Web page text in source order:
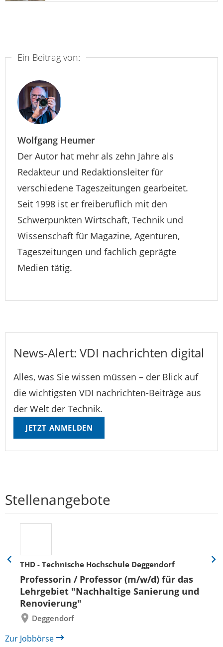
Ein Beitrag von:
Wolfgang Heumer
Der Autor hat mehr als zehn Jahre als
Redakteur und Redaktionsleiter für
verschiedene Tageszeitungen gearbeitet.
Seit 1998 ist er freiberuflich mit den
Schwerpunkten Wirtschaft, Technik und
Wissenschaft für Magazine, Agenturen,
Tageszeitungen und fachlich geprägte
Medien tätig.
News-Alert: VDI nachrichten digital
Alles, was Sie wissen müssen – der Blick auf
die wichtigsten VDI nachrichten-Beiträge aus
der Welt der Technik.
JETZT ANMELDEN
Stellenangebote
THD - Technische Hochschule Deggendorf
Professorin / Professor (m/w/d) für das
Lehrgebiet "Nachhaltige Sanierung und
Renovierung"
Deggendorf
Eine
zurück
Eine
Zur Jobbörse